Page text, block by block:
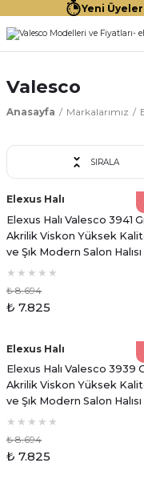
Yeni
Valesco
Anasayfa Markalarımız
SIRALA
Elexus Halı
Elexus Halı Valesco 3941
Akrilik Viskon Yüksek
ve Şık Modern Salon Halısı
₺ 8.694
₺ 7.825
Elexus Halı
Elexus Halı Valesco 3939
Akrilik Viskon Yüksek
ve Şık Modern Salon Halısı
₺ 8.694
₺ 7.825